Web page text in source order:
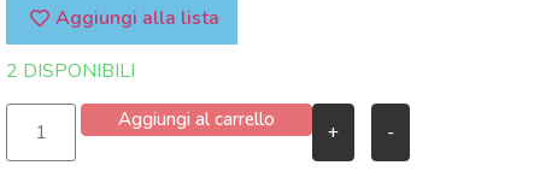
Aggiungi alla lista
2 DISPONIBILI
+ -
Aggiungi al carrello